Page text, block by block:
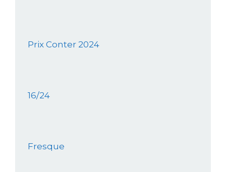
Prix Conter 2024
16/24
Fresque